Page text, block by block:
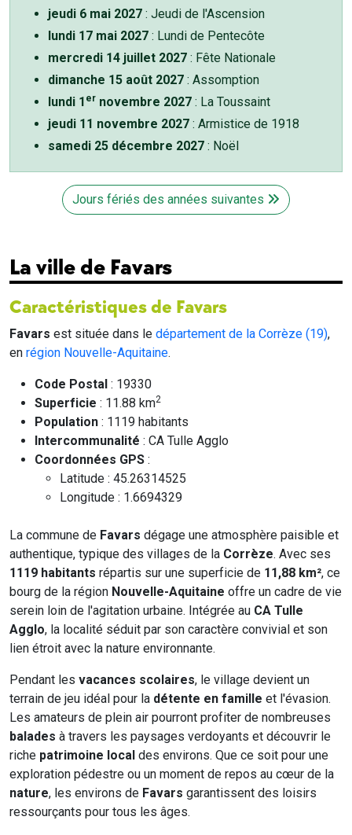
jeudi 6 mai 2027 : Jeudi de l'Ascension
lundi 17 mai 2027 : Lundi de Pentecôte
mercredi 14 juillet 2027 : Fête Nationale
dimanche 15 août 2027 : Assomption
lundi 1 er novembre 2027 : La Toussaint
jeudi 11 novembre 2027 : Armistice de 1918
samedi 25 décembre 2027 : Noël
Jours fériés des années suivantes
La ville de Favars
Caractéristiques de Favars
Favars est située dans le département de la Corrèze (19),
en région Nouvelle-Aquitaine.
Code Postal : 19330
Superficie : 11.88 km2
Population : 1119 habitants
Intercommunalité : CA Tulle Agglo
Coordonnées GPS :
Latitude : 45.26314525
Longitude : 1.6694329
La commune de Favars dégage une atmosphère paisible et
authentique, typique des villages de la Corrèze. Avec ses
1119 habitants répartis sur une superficie de 11,88 km², ce
bourg de la région Nouvelle-Aquitaine offre un cadre de vie
serein loin de l'agitation urbaine. Intégrée au CA Tulle
Agglo, la localité séduit par son caractère convivial et son
lien étroit avec la nature environnante.
Pendant les vacances scolaires, le village devient un
terrain de jeu idéal pour la détente en famille et l'évasion.
Les amateurs de plein air pourront profiter de nombreuses
balades à travers les paysages verdoyants et découvrir le
riche patrimoine local des environs. Que ce soit pour une
exploration pédestre ou un moment de repos au cœur de la
nature, les environs de Favars garantissent des loisirs
ressourçants pour tous les âges.